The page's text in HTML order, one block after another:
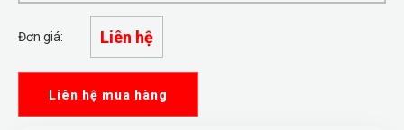
Đơn giá: Liên hệ
Liên hệ mua hàng